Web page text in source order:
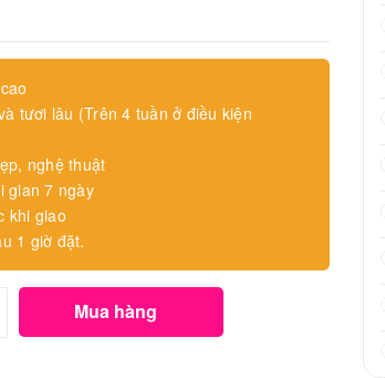
tươi lâu (Trên 4 tuần ở điều kiện
nghệ thuật
gian 7 ngày
khi giao
1 giờ đặt.
Mua hàng